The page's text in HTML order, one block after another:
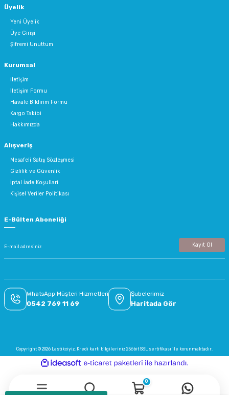
0
Üyelik
Yeni Üyelik
Üye Girişi
Şifremi Unuttum
Kurumsal
İletişim
İletişim Formu
Havale Bildirim Formu
Kargo Takibi
Hakkımızda
Alışveriş
Mesafeli Satış Sözleşmesi
Gizlilik ve Güvenlik
İptal İade Koşullari
Kişisel Veriler Politikası
E-Bülten Aboneliği
Kayıt Ol
WhatsApp Müşteri Hizmetleri
0542 769 11 69
Şubelerimiz
Haritada Gör
Copyright © 2026 Lastikciyiz. Kredi kartı bilgileriniz 256bit SSL sertifikası ile korunmaktadır.
ideasoft
e-
paketleri